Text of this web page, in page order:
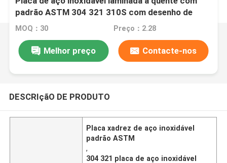
padrão ASTM 304 321 310S com desenho de
gota de lágrima
MOQ：30 Preço：2.28
Melhor preço Contacte-nos
DESCRIçãO DE PRODUTO
Placa xadrez de aço inoxidável
padrão ASTM
,
304 321 placa de aço inoxidável